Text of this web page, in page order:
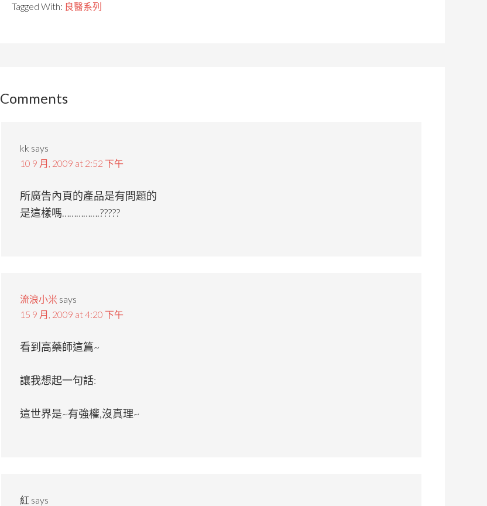
Tagged With: 良醫系列
Comments
kk says
10 9 月, 2009 at 2:52 下午
所廣告內頁的產品是有問題的
是這樣嗎…………….?????
流浪小米 says
15 9 月, 2009 at 4:20 下午
看到高藥師這篇~
讓我想起一句話:
這世界是~有強權,沒真理~
紅 says